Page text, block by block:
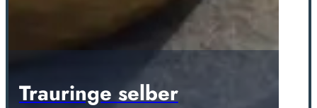
Trauringe selber